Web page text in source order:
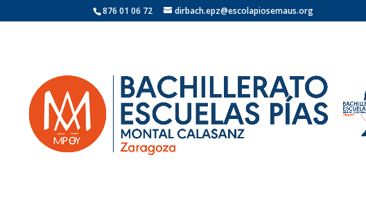
876 01 06 72 dirbach.epz@escolapiosemaus.org
LE DAMOS LA VUELTA EN